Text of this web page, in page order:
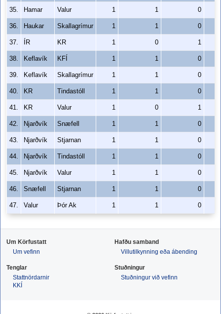
35. Hamar Valur 1 1 0
36. Haukar Skallagrímur 1 1 0
37. ÍR KR 1 0 1
38. Keflavík KFÍ 1 1 0
39. Keflavík Skallagrímur 1 1 0
40. KR Tindastóll 1 1 0
41. KR Valur 1 0 1
42. Njarðvík Snæfell 1 1 0
43. Njarðvík Stjarnan 1 1 0
44. Njarðvík Tindastóll 1 1 0
45. Njarðvík Valur 1 1 0
46. Snæfell Stjarnan 1 1 0
47. Valur Þór Ak 1 1 0
Um Körfustatt
Um vefinn
Hafðu samband
Villutilkynning eða ábending
Tenglar
Stattnördarnir
KKÍ
Stuðningur
Stuðningur við vefinn